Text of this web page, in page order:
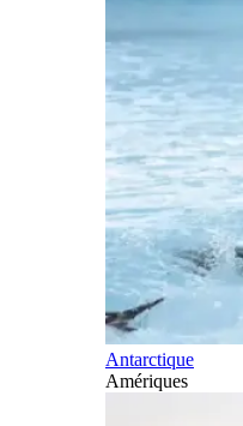
Antarctique
Amériques